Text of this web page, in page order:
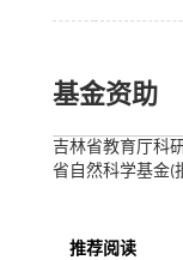
基金资助
吉林省教育厅科
省自然科学基金(